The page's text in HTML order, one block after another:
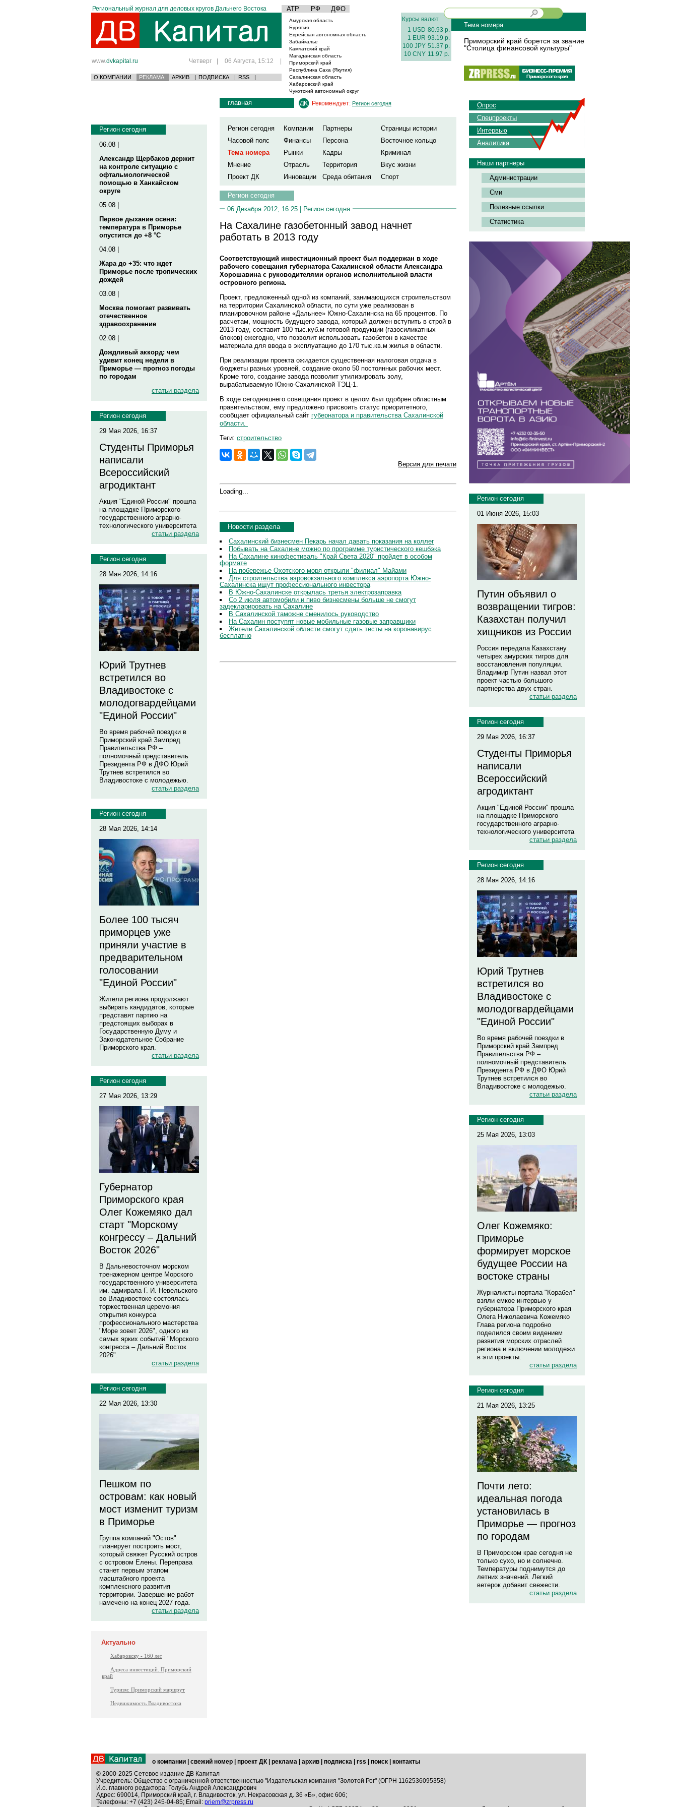
Региональный журнал для деловых кругов Дальнего Востока АТР РФ ДФО
www.dvkapital.ru Четверг | 06 Августа, 15:12 |
О КОМПАНИИ РЕКЛАМА АРХИВ | ПОДПИСКА | RSS |
Амурская область
Бурятия
Еврейская автономная область
Забайкалье
Камчатский край
Магаданская область
Приморский край
Республика Саха (Якутия)
Сахалинская область
Хабаровский край
Чукотский автономный округ
Курсы валют
1 USD 80.93 р.
1 EUR 93.19 р.
100 JPY 51.37 р.
10 CNY 11.97 р.
Тема номера
Приморский край борется за звание
"Столица финансовой культуры"
Регион сегодня
06.08 |
Александр Щербаков держит
на контроле ситуацию с
офтальмологической
помощью в Ханкайском
округе
05.08 |
Первое дыхание осени:
температура в Приморье
опустится до +8 °C
04.08 |
Жара до +35: что ждет
Приморье после тропических
дождей
03.08 |
Москва помогает развивать
отечественное
здравоохранение
02.08 |
Дождливый аккорд: чем
удивит конец недели в
Приморье — прогноз погоды
по городам
статьи раздела
Регион сегодня
29 Мая 2026, 16:37
Студенты Приморья
написали
Всероссийский
агродиктант
Акция "Единой России" прошла
на площадке Приморского
государственного аграрно-
технологического университета
статьи раздела
Регион сегодня
28 Мая 2026, 14:16
Юрий Трутнев
встретился во
Владивостоке с
молодогвардейцами
"Единой России"
Во время рабочей поездки в
Приморский край Зампред
Правительства РФ –
полномочный представитель
Президента РФ в ДФО Юрий
Трутнев встретился во
Владивостоке с молодежью.
статьи раздела
Регион сегодня
28 Мая 2026, 14:14
Более 100 тысяч
приморцев уже
приняли участие в
предварительном
голосовании
"Единой России"
Жители региона продолжают
выбирать кандидатов, которые
представят партию на
предстоящих выборах в
Государственную Думу и
Законодательное Собрание
Приморского края.
статьи раздела
Регион сегодня
27 Мая 2026, 13:29
Губернатор
Приморского края
Олег Кожемяко дал
старт "Морскому
конгрессу – Дальний
Восток 2026"
В Дальневосточном морском
тренажерном центре Морского
государственного университета
им. адмирала Г. И. Невельского
во Владивостоке состоялась
торжественная церемония
открытия конкурса
профессионального мастерства
"Море зовет 2026", одного из
самых ярких событий "Морского
конгресса – Дальний Восток
2026".
статьи раздела
Регион сегодня
22 Мая 2026, 13:30
Пешком по
островам: как новый
мост изменит туризм
в Приморье
Группа компаний "Остов"
планирует построить мост,
который свяжет Русский остров
с островом Елены. Переправа
станет первым этапом
масштабного проекта
комплексного развития
территории. Завершение работ
намечено на конец 2027 года.
статьи раздела
Актуально
Хабаровску - 160 лет
Адреса инвестиций. Приморский
край
Туризм: Приморский маршрут
Недвижимость Владивостока
главная Рекомендует: Регион сегодня
Регион сегодня Компании Партнеры
Страницы истории
Часовой пояс
Финансы Персона
Восточное кольцо
Тема номера
Рынки Кадры
Криминал
Мнение
Отрасль Территория
Вкус жизни
Проект ДК
Инновации Среда обитания Спорт
Регион сегодня
06 Декабря 2012, 16:25 | Регион сегодня
На Сахалине газобетонный завод начнет
работать в 2013 году
Соответствующий инвестиционный проект был поддержан в ходе
рабочего совещания губернатора Сахалинской области Александра
Хорошавина с руководителями органов исполнительной власти
островного региона.
Проект, предложенный одной из компаний, занимающихся строительством
на территории Сахалинской области, по сути уже реализован в
планировочном районе «Дальнее» Южно-Сахалинска на 65 процентов. По
расчетам, мощность будущего завода, который должен вступить в строй в
2013 году, составит 100 тыс.куб.м готовой продукции (газосиликатных
блоков) ежегодно, что позволит использовать газобетон в качестве
материала для ввода в эксплуатацию до 170 тыс.кв.м жилья в области.
При реализации проекта ожидается существенная налоговая отдача в
бюджеты разных уровней, создание около 50 постоянных рабочих мест.
Кроме того, создание завода позволит утилизировать золу,
вырабатываемую Южно-Сахалинской ТЭЦ-1.
В ходе сегодняшнего совещания проект в целом был одобрен областным
правительством, ему предложено присвоить статус приоритетного,
сообщает официальный сайт губернатора и правительства Сахалинской
области.
Теги: строительство
Версия для печати
Loading...
Новости раздела
Сахалинский бизнесмен Пекарь начал давать показания на коллег
Побывать на Сахалине можно по программе туристического кешбэка
На Сахалине кинофестиваль "Край Света 2020" пройдет в особом
формате
На побережье Охотского моря открыли "филиал" Майами
Для строительства аэровокзального комплекса аэропорта Южно-
Сахалинска ищут профессионального инвестора
В Южно-Сахалинске открылась третья электрозаправка
Со 2 июля автомобили и пиво бизнесмены больше не смогут
задекларировать на Сахалине
В Сахалинской таможне сменилось руководство
На Сахалин поступят новые мобильные газовые заправщики
Жители Сахалинской области смогут сдать тесты на коронавирус
бесплатно
Опрос
Спецпроекты
Интервью
Аналитика
Наши партнеры
Администрации
Сми
Полезные ссылки
Статистика
Регион сегодня
01 Июня 2026, 15:03
Путин объявил о
возвращении тигров:
Казахстан получил
хищников из России
Россия передала Казахстану
четырех амурских тигров для
восстановления популяции.
Владимир Путин назвал этот
проект частью большого
партнерства двух стран.
статьи раздела
Регион сегодня
29 Мая 2026, 16:37
Студенты Приморья
написали
Всероссийский
агродиктант
Акция "Единой России" прошла
на площадке Приморского
государственного аграрно-
технологического университета
статьи раздела
Регион сегодня
28 Мая 2026, 14:16
Юрий Трутнев
встретился во
Владивостоке с
молодогвардейцами
"Единой России"
Во время рабочей поездки в
Приморский край Зампред
Правительства РФ –
полномочный представитель
Президента РФ в ДФО Юрий
Трутнев встретился во
Владивостоке с молодежью.
статьи раздела
Регион сегодня
25 Мая 2026, 13:03
Олег Кожемяко:
Приморье
формирует морское
будущее России на
востоке страны
Журналисты портала "Корабел"
взяли емкое интервью у
губернатора Приморского края
Олега Николаевича Кожемяко
Глава региона подробно
поделился своим видением
развития морских отраслей
региона и включении молодежи
в эти проекты.
статьи раздела
Регион сегодня
21 Мая 2026, 13:25
Почти лето:
идеальная погода
установилась в
Приморье — прогноз
по городам
В Приморском крае сегодня не
только сухо, но и солнечно.
Температуры поднимутся до
летних значений. Легкий
ветерок добавит свежести.
статьи раздела
о компании свежий номер проект ДК реклама архив подписка rss поиск
контакты
© 2000-2025 Сетевое издание ДВ Капитал
Учредитель: Общество с ограниченной ответственностью "Издательская компания "Золотой Рог" (ОГРН 1162536095358)
И.о. главного редактора: Голубь Андрей Александрович
Адрес: 690014, Приморский край, г. Владивосток, ул. Некрасовская д. 36 «Б», офис 606;
Телефоны: +7 (423) 245-04-85; Email: priem@zrpress.ru